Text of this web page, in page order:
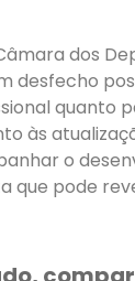
dos
desfecho
quanto
às
o
que pode